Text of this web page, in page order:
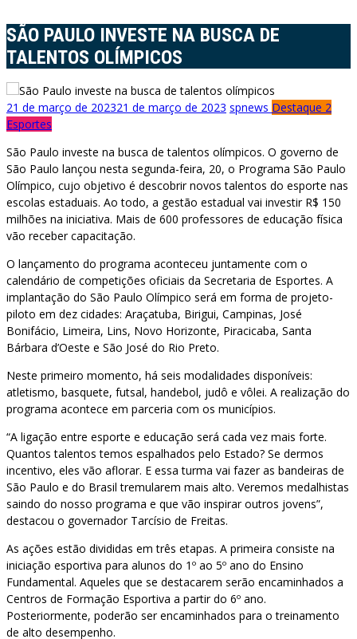
SÃO PAULO INVESTE NA BUSCA DE
TALENTOS OLÍMPICOS
21 de março de 202321 de março de 2023 spnews Destaque 2
Esportes
São Paulo investe na busca de talentos olímpicos. O governo de
São Paulo lançou nesta segunda-feira, 20, o Programa São Paulo
Olímpico, cujo objetivo é descobrir novos talentos do esporte nas
escolas estaduais. Ao todo, a gestão estadual vai investir R$ 150
milhões na iniciativa. Mais de 600 professores de educação física
vão receber capacitação.
O lançamento do programa aconteceu juntamente com o
calendário de competições oficiais da Secretaria de Esportes. A
implantação do São Paulo Olímpico será em forma de projeto-
piloto em dez cidades: Araçatuba, Birigui, Campinas, José
Bonifácio, Limeira, Lins, Novo Horizonte, Piracicaba, Santa
Bárbara d’Oeste e São José do Rio Preto.
Neste primeiro momento, há seis modalidades disponíveis:
atletismo, basquete, futsal, handebol, judô e vôlei. A realização do
programa acontece em parceria com os municípios.
“A ligação entre esporte e educação será cada vez mais forte.
Quantos talentos temos espalhados pelo Estado? Se dermos
incentivo, eles vão aflorar. E essa turma vai fazer as bandeiras de
São Paulo e do Brasil tremularem mais alto. Veremos medalhistas
saindo do nosso programa e que vão inspirar outros jovens”,
destacou o governador Tarcísio de Freitas.
As ações estão divididas em três etapas. A primeira consiste na
iniciação esportiva para alunos do 1º ao 5º ano do Ensino
Fundamental. Aqueles que se destacarem serão encaminhados a
Centros de Formação Esportiva a partir do 6º ano.
Posteriormente, poderão ser encaminhados para o treinamento
de alto desempenho.